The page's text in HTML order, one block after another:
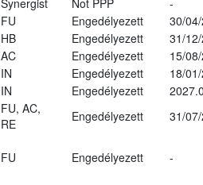
Synergist Not PPP
-
FU Engedélyezett
30/
HB Engedélyezett
31/
AC Engedélyezett
15/
IN Engedélyezett
18/
IN Engedélyezett
FU, AC,
RE
Engedélyezett
31/
FU Engedélyezett -